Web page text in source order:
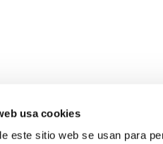
usa cookies
este sitio web se usan para